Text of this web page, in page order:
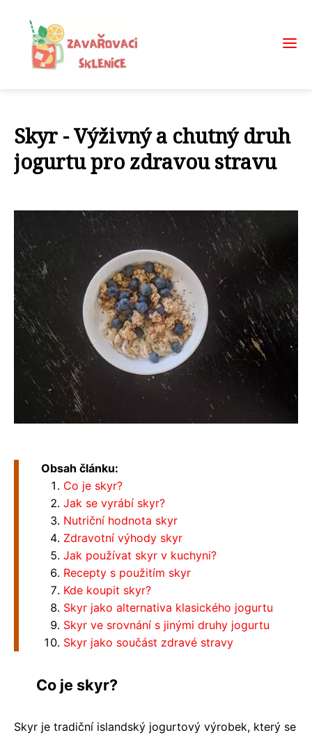
Skyr - Výživný a chutný druh
jogurtu pro zdravou stravu
Obsah článku:
Co je skyr?
Jak se vyrábí skyr?
Nutriční hodnota skyr
Zdravotní výhody skyr
Jak používat skyr v kuchyni?
Recepty s použitím skyr
Kde koupit skyr?
Skyr jako alternativa klasického jogurtu
Skyr ve srovnání s jinými druhy jogurtu
Skyr jako součást zdravé stravy
Co je skyr?
Skyr je tradiční islandský jogurtový výrobek, který se